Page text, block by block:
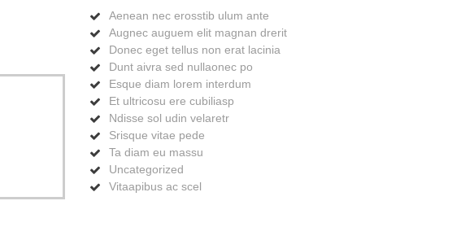
Aenean nec erosstib ulum ante
Augnec auguem elit magnan drerit
Donec eget tellus non erat lacinia
Dunt aivra sed nullaonec po
Esque diam lorem interdum
Et ultricosu ere cubiliasp
Ndisse sol udin velaretr
Srisque vitae pede
Ta diam eu massu
Uncategorized
Vitaapibus ac scel